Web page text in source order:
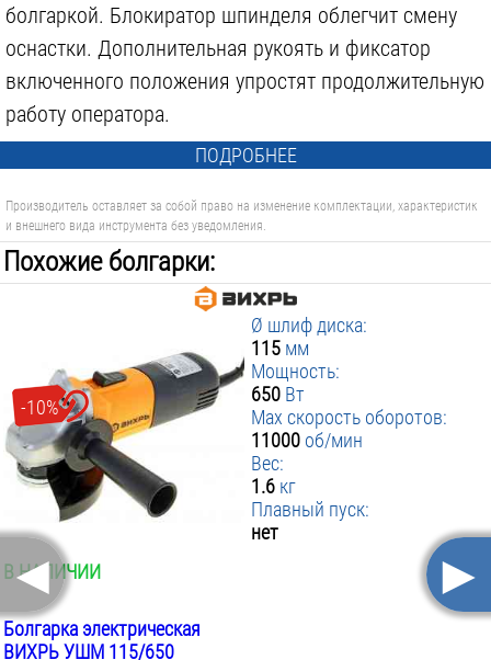
100 р. 200 р.
MATRIX 74028 ЛЕПЕСТКОВЫЙ, Р60, 115Х22.2 ММ СИБРТЕХ 74078 ЛЕПЕСТКОВЫЙ, P60, 115Х22.2 ММ
90 р.
болгаркой. Блокиратор шпинделя облегчит смену
оснастки. Дополнительная рукоять и фиксатор
включенного положения упростят продолжительную
работу оператора.
ПОДРОБНЕЕ
Производитель оставляет за собой право на изменение комплектации, характеристик
и внешнего вида инструмента без уведомления.
Похожие болгарки:
-10%
Ø шлиф диска:
115 мм
Мощность:
650 Вт
Max скорость оборотов:
11000 об/мин
Вес:
1.6 кг
Плавный пуск:
нет
В НАЛИЧИИ
Болгарка электрическая
ВИХРЬ УШМ 115/650
◄ ►